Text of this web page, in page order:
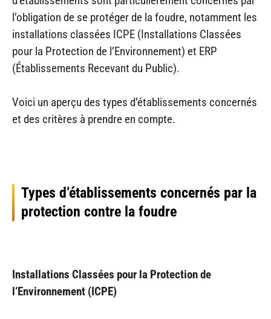
l’obligation de se protéger de la foudre, notamment les
installations classées ICPE (Installations Classées
pour la Protection de l’Environnement) et ERP
(Établissements Recevant du Public).
Voici un aperçu des types d’établissements concernés
et des critères à prendre en compte.
Types d’établissements concernés par la
protection contre la foudre
Installations Classées pour la Protection de
l’Environnement (ICPE)